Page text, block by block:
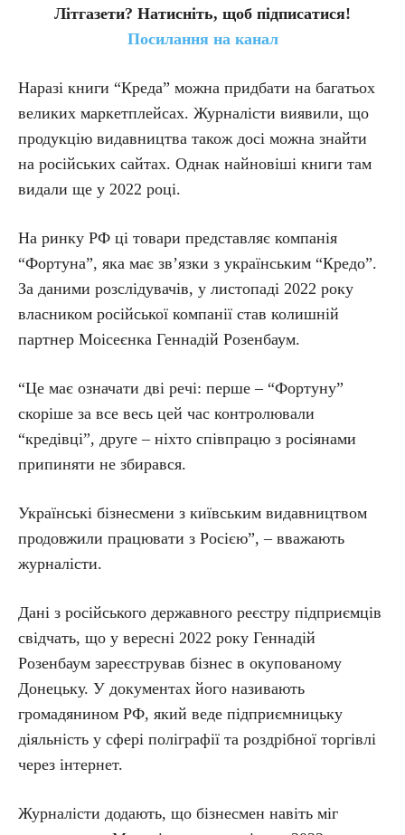
Літгазети? Натисніть, щоб підписатися!
Посилання на канал
Наразі книги “Креда” можна придбати на багатьох
великих маркетплейсах. Журналісти виявили, що
продукцію видавництва також досі можна знайти
на російських сайтах. Однак найновіші книги там
видали ще у 2022 році.
На ринку РФ ці товари представляє компанія
“Фортуна”, яка має зв’язки з українським “Кредо”.
За даними розслідувачів, у листопаді 2022 року
власником російської компанії став колишній
партнер Моісеєнка Геннадій Розенбаум.
“Це має означати дві речі: перше – “Фортуну”
скоріше за все весь цей час контролювали
“кредівці”, друге – ніхто співпрацю з росіянами
припиняти не збирався.
Українські бізнесмени з київським видавництвом
продовжили працювати з Росією”, – вважають
журналісти.
Дані з російського державного реєстру підприємців
свідчать, що у вересні 2022 року Геннадій
Розенбаум зареєстрував бізнес в окупованому
Донецьку. У документах його називають
громадянином РФ, який веде підприємницьку
діяльність у сфері поліграфії та роздрібної торгівлі
через інтернет.
Журналісти додають, що бізнесмен навіть міг